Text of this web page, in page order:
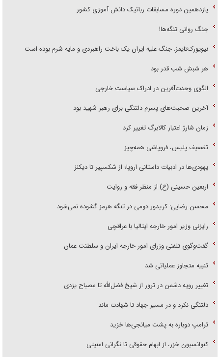
یازدهمین دوره مسابقات رباتیک دانش آموزی کشور
جنگ روانی تنگه‌ها!
نیویورک‌تایمز: جنگ علیه ایران یک باخت راهبردی و مایه شرم بوده است
هر شبش شب قدر بود
الگوی وحدت‌آفرین در ادراک سیاست خارجی
آخرین صحبت‌های پسرم دلتنگی برای رهبر شهید بود
زمان شارژ اعتبار کالابرگ تغییر کرد
تضعیف پلیس، فروپاشی همه‌چیز
یهودی‌ها در ادبیات داستانی اروپا؛ از شکسپیر تا دیکنز
اربعین حسینی (ع) از منظر فقه و روایت
محسن رضایی: کریدور دومی در تنگه هرمز گشوده نمی‌شود
رایزنی وزیر امور خارجه ایتالیا با عراقچی
گفت‌وگوی تلفنی وزرای امور خارجه ایران و سلطنت عمان
تنبیه متجاوز عملیاتی شد
تغییر رویه دشمن در ترور از شیخ فضل‌الله تا مصباح یزدی
دلتنگی نکرد و در مسیر جهاد تا شهادت ماند
ترامپ دوباره به پشت میانجی‌ها خزید
کنوانسیون خزر، از ابهام حقوقی تا نگرانی امنیتی